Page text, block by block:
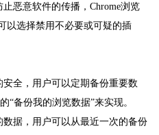
恶意软件的传播，Chrome浏览
以选择禁用不必要或可疑的插
全，用户可以定期备份重要数
“备份我的浏览数据”来实现。
据，用户可以从最近一次的备份